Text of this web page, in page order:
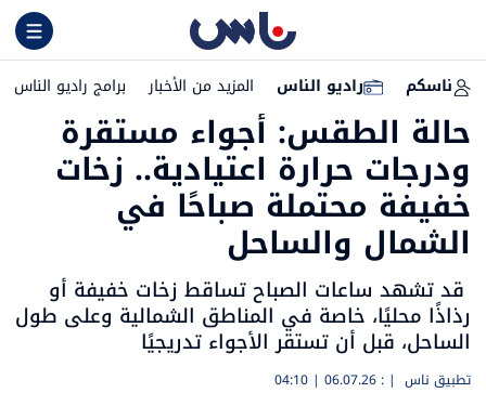
ناسكم راديو الناس المزيد من الأخبار برامج راديو الناس
حالة الطقس: أجواء مستقرة
ودرجات حرارة اعتيادية.. زخات
خفيفة محتملة صباحًا في
الشمال والساحل
قد تشهد ساعات الصباح تساقط زخات خفيفة أو
رذاذًا محليًا، خاصة في المناطق الشمالية وعلى طول
الساحل، قبل أن تستقر الأجواء تدريجيًا
تطبيق ناس | :
06.07.26 | 04:10